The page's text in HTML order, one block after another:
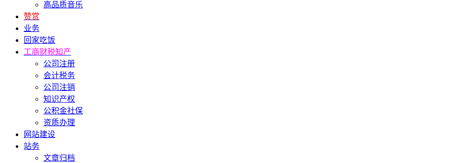
高品质音乐
赞赏
业务
回家吃饭
工商财税知产
公司注册
会计税务
公司注销
知识产权
公积金社保
资质办理
网站建设
站务
文章归档